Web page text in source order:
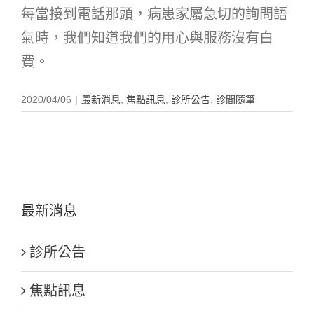
每當接到電話那頭，病患家屬急切的詢問語
氣時，我們知道我們的用心與服務沒有白
費。
2020/04/06 | 最新消息 焦點訊息 診所公告 診間隨筆
最新消息
診所公告
焦點訊息